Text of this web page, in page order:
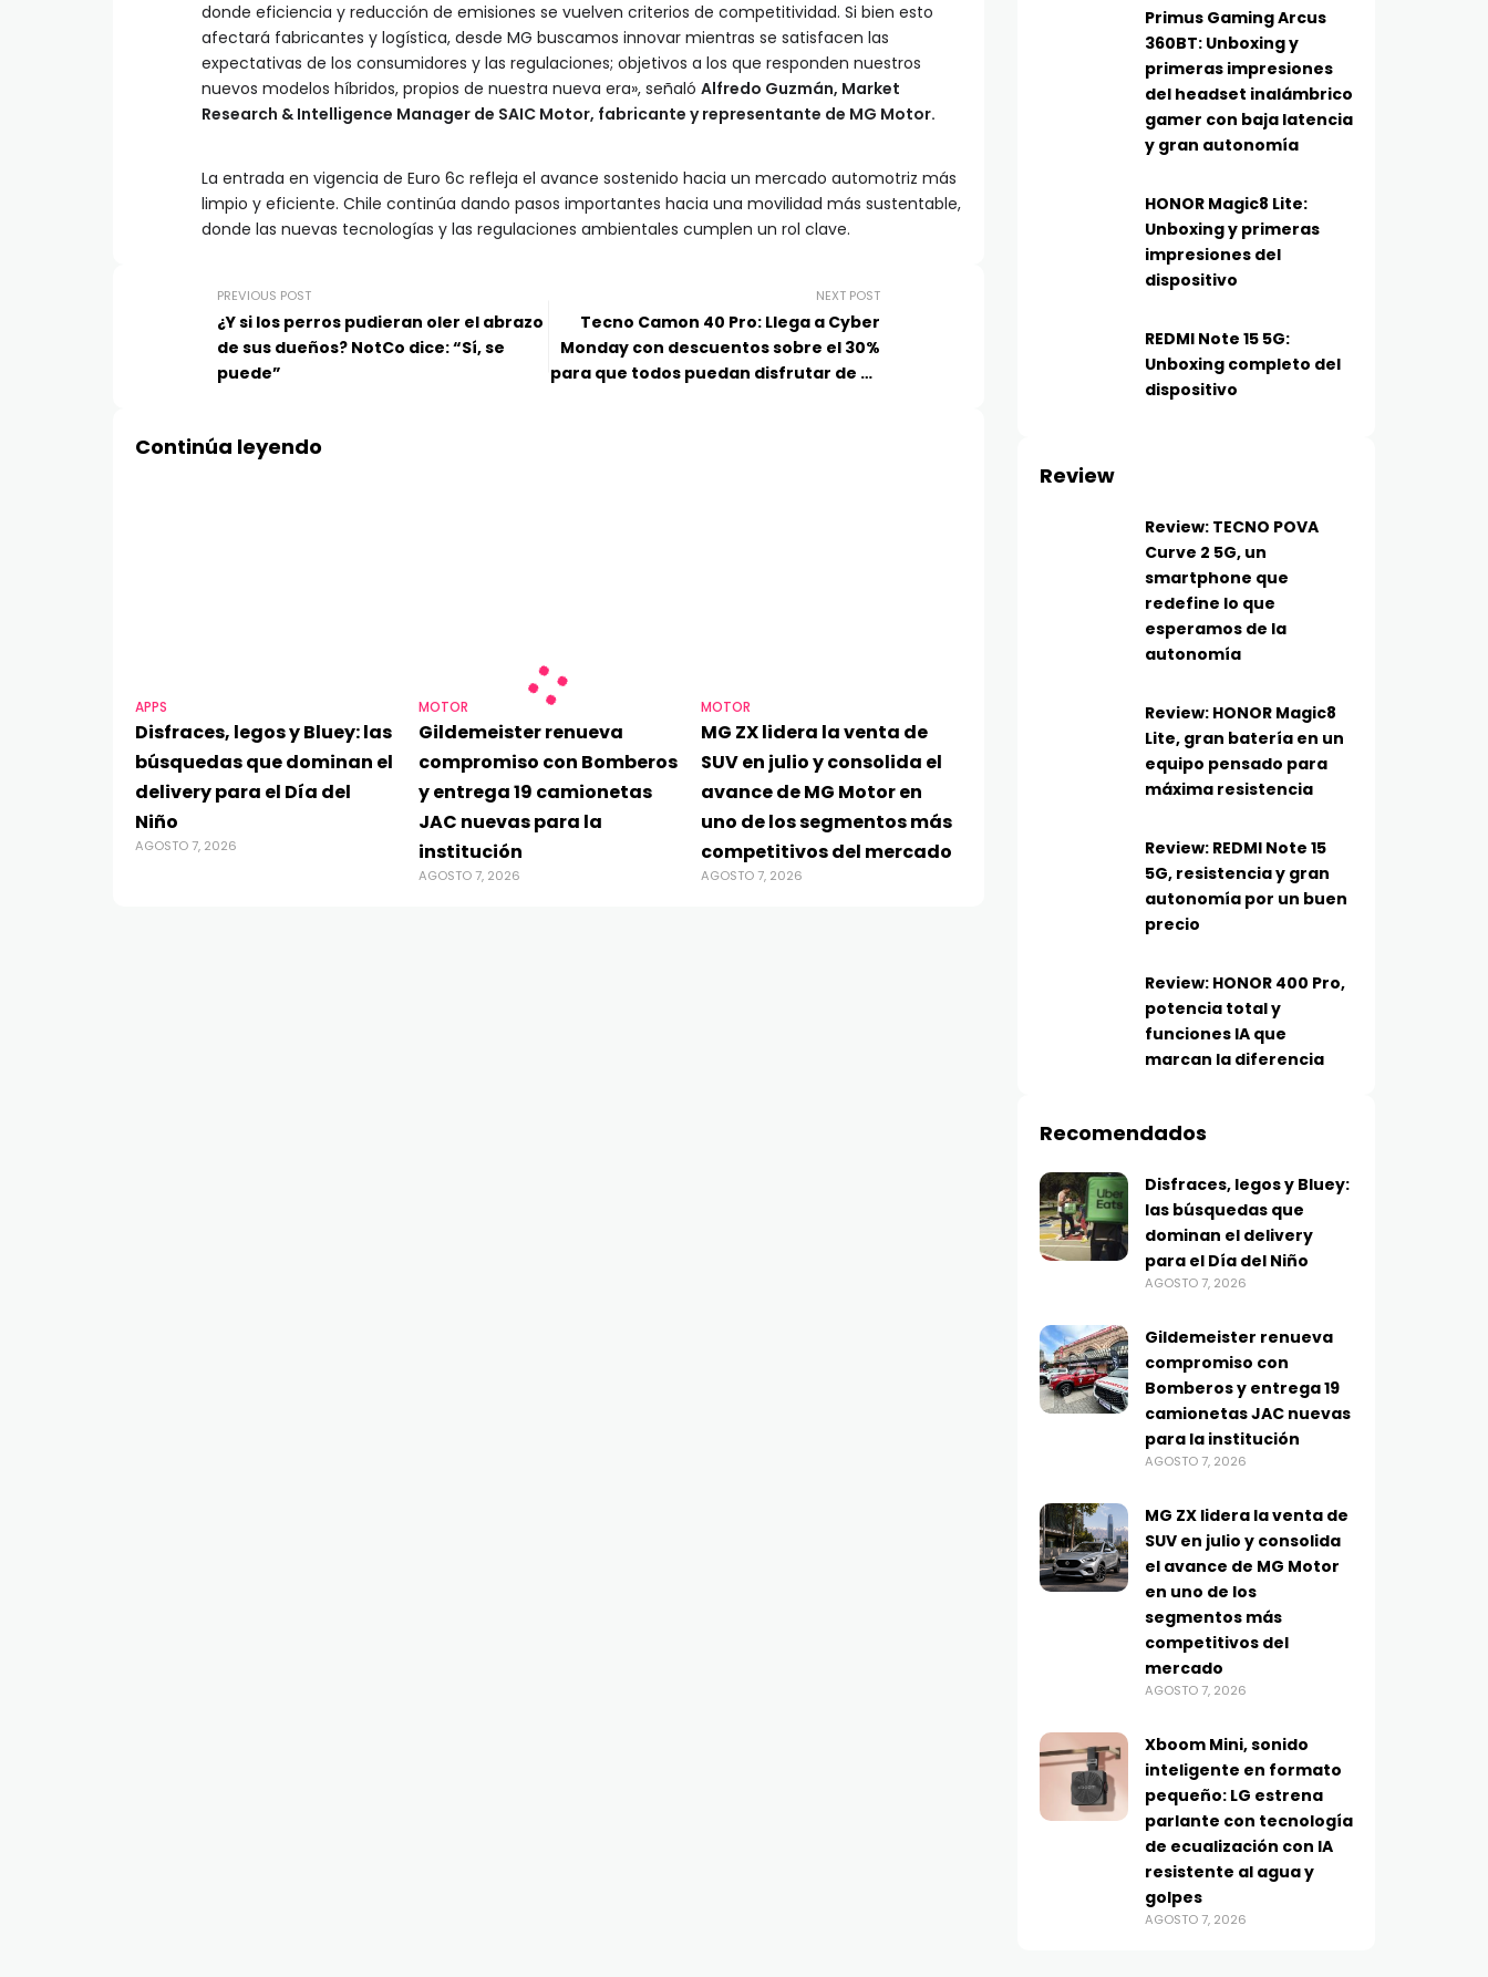
donde eficiencia y reducción de emisiones se vuelven criterios de competitividad. Si bien esto
afectará fabricantes y logística, desde MG buscamos innovar mientras se satisfacen las
expectativas de los consumidores y las regulaciones; objetivos a los que responden nuestros
nuevos modelos híbridos, propios de nuestra nueva era», señaló Alfredo Guzmán, Market
Research & Intelligence Manager de SAIC Motor, fabricante y representante de MG Motor.
La entrada en vigencia de Euro 6c refleja el avance sostenido hacia un mercado automotriz más
limpio y eficiente. Chile continúa dando pasos importantes hacia una movilidad más sustentable,
donde las nuevas tecnologías y las regulaciones ambientales cumplen un rol clave.
PREVIOUS POST
¿Y si los perros pudieran oler el abrazo
de sus dueños? NotCo dice: “Sí, se
puede”
NEXT POST
Tecno Camon 40 Pro: Llega a Cyber
Monday con descuentos sobre el 30%
para que todos puedan disfrutar de su
Continúa leyendo
APPS
Disfraces, legos y Bluey: las
búsquedas que dominan el
delivery para el Día del
Niño
AGOSTO 7, 2026
MOTOR
Gildemeister renueva
compromiso con Bomberos
y entrega 19 camionetas
JAC nuevas para la
institución
AGOSTO 7, 2026
MOTOR
MG ZX lidera la venta de
SUV en julio y consolida el
avance de MG Motor en
uno de los segmentos más
competitivos del mercado
AGOSTO 7, 2026
Primus Gaming Arcus
360BT: Unboxing y
primeras impresiones
del headset inalámbrico
gamer con baja latencia
y gran autonomía
HONOR Magic8 Lite:
Unboxing y primeras
impresiones del
dispositivo
REDMI Note 15 5G:
Unboxing completo del
dispositivo
Review
Review: TECNO POVA
Curve 2 5G, un
smartphone que
redefine lo que
esperamos de la
autonomía
Review: HONOR Magic8
Lite, gran batería en un
equipo pensado para
máxima resistencia
Review: REDMI Note 15
5G, resistencia y gran
autonomía por un buen
precio
Review: HONOR 400 Pro,
potencia total y
funciones IA que
marcan la diferencia
Recomendados
Disfraces, legos y Bluey:
las búsquedas que
dominan el delivery
para el Día del Niño
AGOSTO 7, 2026
Gildemeister renueva
compromiso con
Bomberos y entrega 19
camionetas JAC nuevas
para la institución
AGOSTO 7, 2026
MG ZX lidera la venta de
SUV en julio y consolida
el avance de MG Motor
en uno de los
segmentos más
competitivos del
mercado
AGOSTO 7, 2026
Xboom Mini, sonido
inteligente en formato
pequeño: LG estrena
parlante con tecnología
de ecualización con IA
resistente al agua y
golpes
AGOSTO 7, 2026